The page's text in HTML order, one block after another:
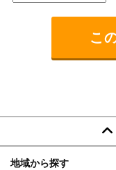
地域から探す